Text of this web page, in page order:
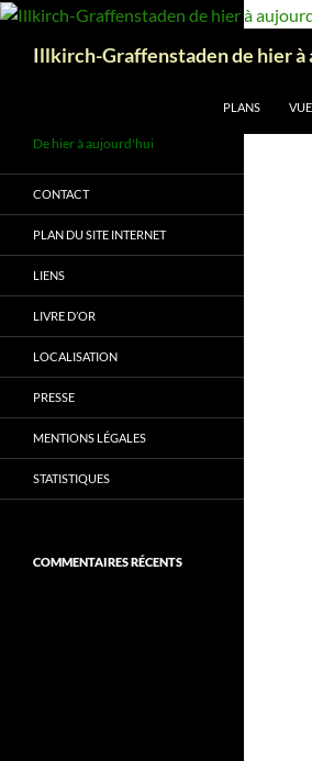
Aller
contenuIllkirch-Graffenstaden de hier à
PLANS
De hier à aujourd'hui
CONTACT
PLAN DU SITE INTERNET
LIENS
LIVRE D’OR
LOCALISATION
PRESSE
MENTIONS LÉGALES
STATISTIQUES
COMMENTAIRES RÉCENTS